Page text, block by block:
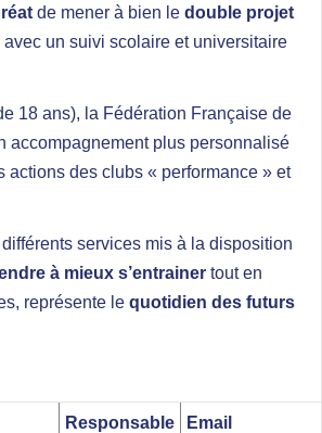
de mener à bien le double projet
avec un suivi scolaire et universitaire
18 ans), la Fédération Française de
accompagnement plus personnalisé
actions des clubs « performance » et
différents services mis à la disposition
à mieux s’entrainer tout en
représente le quotidien des futurs
Responsable
Email